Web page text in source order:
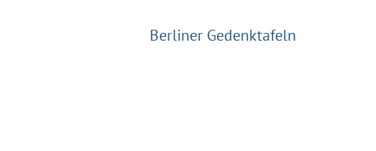
Berliner Gedenktafeln